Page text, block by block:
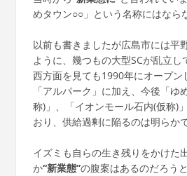
めタウン○○」という名称にはなら
以前も書きましたが広島市には平
ように、幾つもの大型SCが乱立し
西方面を見ても1990年にオープン
「アルパーク」に加え、今後「ゆ
称)」、「イオンモール石内(仮称)
おり、供給過剰に陥るのは明らかで
イズミも自らの生き残りをかけた
か“新業態”の腹案はあるのだろう